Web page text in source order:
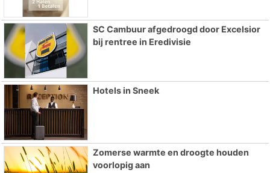
SC Cambuur afgedroogd door Excelsior
bij rentree in Eredivisie
Hotels in Sneek
Zomerse warmte en droogte houden
voorlopig aan